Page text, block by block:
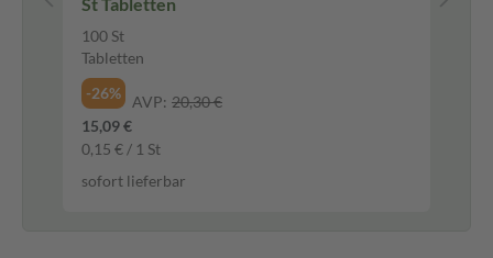
100 St
Tabletten
-26%
AVP: 20,30 €
15,09 €
0,15 € / 1 St
sofort lieferbar